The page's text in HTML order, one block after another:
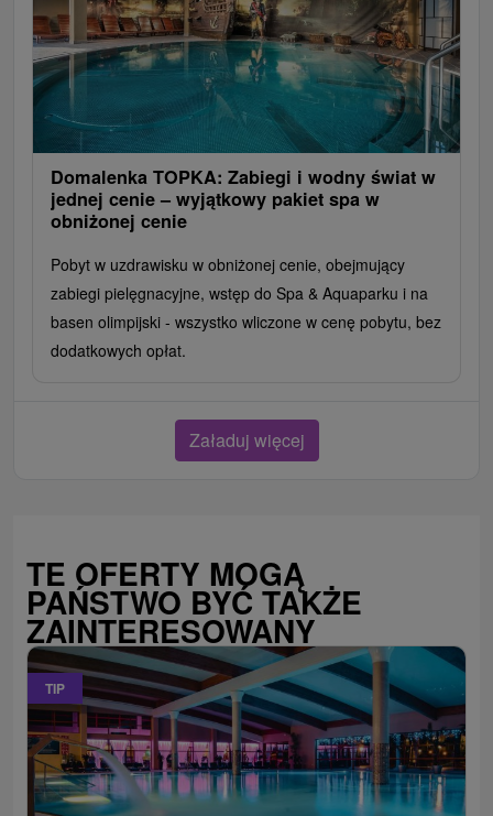
Domalenka TOPKA: Zabiegi i wodny świat w
jednej cenie – wyjątkowy pakiet spa w
obniżonej cenie
Pobyt w uzdrawisku w obniżonej cenie, obejmujący
zabiegi pielęgnacyjne, wstęp do Spa & Aquaparku i na
basen olimpijski - wszystko wliczone w cenę pobytu, bez
dodatkowych opłat.
Załaduj więcej
TE OFERTY MOGĄ
PAŃSTWO BYĆ TAKŻE
ZAINTERESOWANY
TIP